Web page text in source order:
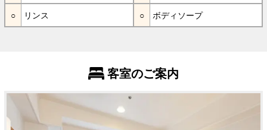
リンス ボディソープ
客室のご案内